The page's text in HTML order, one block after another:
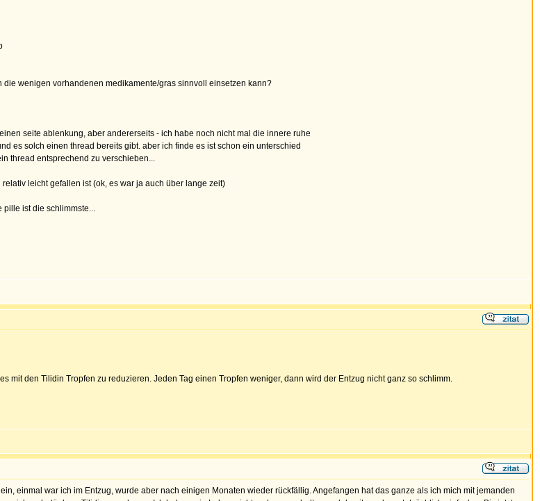
wenigen vorhandenen medikamente/gras sinnvoll einsetzen kann?
seite ablenkung, aber andererseits - ich habe noch nicht mal die innere ruhe
es solch einen thread bereits gibt. aber ich finde es ist schon ein unterschied
thread entsprechend zu verschieben...
leicht gefallen ist (ok, es war ja auch über lange zeit)
pille ist die schlimmste...
mit den Tilidin Tropfen zu reduzieren. Jeden Tag einen Tropfen weniger, dann wird der Entzug nicht ganz so schlimm.
einmal war ich im Entzug, wurde aber nach einigen Monaten wieder rückfällig. Angefangen hat das ganze als ich mich mit jemanden